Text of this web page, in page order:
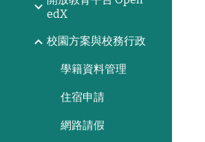
edX
校園方案與校務行政
學籍資料管理
住宿申請
網路請假